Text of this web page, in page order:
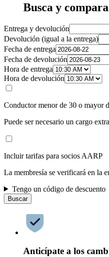
Busca y
Entrega y devolución
Devolución (igual a la entrega)
Fecha de entrega
Fecha de devolución
Hora de entrega
Hora de devolución
Conductor menor de 30 o mayor
Puede ser necesario un cargo
Incluir tarifas para socios AARP
La membresía se verificará en la
Tengo un código de descuento
Buscar
Anticípate a los